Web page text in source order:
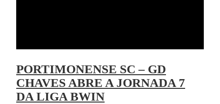
PORTIMONENSE SC – GD
CHAVES ABRE A JORNADA 7
DA LIGA BWIN